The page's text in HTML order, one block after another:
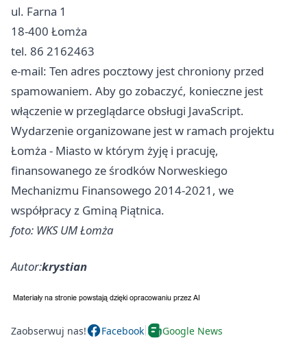
ul. Farna 1
18-400 Łomża
tel. 86 2162463
e-mail: Ten adres pocztowy jest chroniony przed
spamowaniem. Aby go zobaczyć, konieczne jest
włączenie w przeglądarce obsługi JavaScript.
Wydarzenie organizowane jest w ramach projektu
Łomża - Miasto w którym żyję i pracuję,
finansowanego ze środków Norweskiego
Mechanizmu Finansowego 2014-2021, we
współpracy z Gminą Piątnica.
foto: WKS UM Łomża
Autor:krystian
Zaobserwuj nas! Facebook Google News